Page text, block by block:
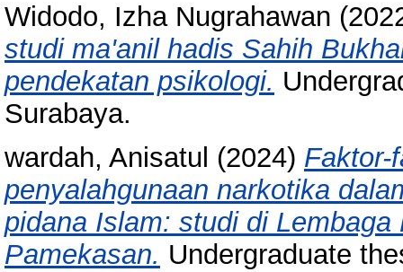
Widodo, Izha Nugrahawan
studi ma'anil hadis Sahih
pendekatan psikologi.
Surabaya.
wardah, Anisatul (2024) Faktor-
penyalahgunaan narkotika
pidana Islam: studi di
Pamekasan. Undergraduate